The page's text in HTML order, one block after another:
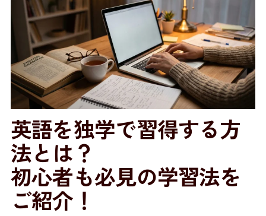
英語を独学で習得する方
法とは？
初心者も必見の学習法を
ご紹介！